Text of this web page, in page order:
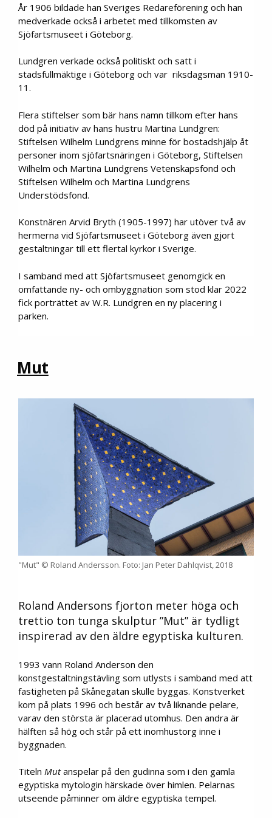
År 1906 bildade han Sveriges Redareförening och han
medverkade också i arbetet med tillkomsten av
Sjöfartsmuseet i Göteborg.
Lundgren verkade också politiskt och satt i
stadsfullmäktige i Göteborg och var riksdagsman 1910-
11.
Flera stiftelser som bär hans namn tillkom efter hans
död på initiativ av hans hustru Martina Lundgren:
Stiftelsen Wilhelm Lundgrens minne för bostadshjälp åt
personer inom sjöfartsnäringen i Göteborg, Stiftelsen
Wilhelm och Martina Lundgrens Vetenskapsfond och
Stiftelsen Wilhelm och Martina Lundgrens
Understödsfond.
Konstnären Arvid Bryth (1905-1997) har utöver två av
hermerna vid Sjöfartsmuseet i Göteborg även gjort
gestaltningar till ett flertal kyrkor i Sverige.
I samband med att Sjöfartsmuseet genomgick en
omfattande ny- och ombyggnation som stod klar 2022
fick porträttet av W.R. Lundgren en ny placering i
parken.
Mut
"Mut" © Roland Andersson. Foto: Jan Peter Dahlqvist, 2018
Roland Andersons fjorton meter höga och
trettio ton tunga skulptur ”Mut” är tydligt
inspirerad av den äldre egyptiska kulturen.
1993 vann Roland Anderson den
konstgestaltningstävling som utlysts i samband med att
fastigheten på Skånegatan skulle byggas. Konstverket
kom på plats 1996 och består av två liknande pelare,
varav den största är placerad utomhus. Den andra är
hälften så hög och står på ett inomhustorg inne i
byggnaden.
Titeln Mutanspelar på den gudinna som i den gamla
egyptiska mytologin härskade över himlen. Pelarnas
utseende påminner om äldre egyptiska tempel.